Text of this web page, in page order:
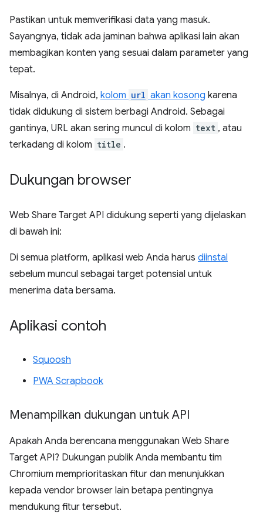
Pastikan untuk memverifikasi data yang masuk.
Sayangnya, tidak ada jaminan bahwa aplikasi lain akan
membagikan konten yang sesuai dalam parameter yang
tepat.
Misalnya, di Android, kolom url akan kosong karena
tidak didukung di sistem berbagi Android. Sebagai
gantinya, URL akan sering muncul di kolom text , atau
terkadang di kolom title .
Dukungan browser
Web Share Target API didukung seperti yang dijelaskan
di bawah ini:
Di semua platform, aplikasi web Anda harus diinstal
sebelum muncul sebagai target potensial untuk
menerima data bersama.
Aplikasi contoh
Squoosh
PWA Scrapbook
Menampilkan dukungan untuk API
Apakah Anda berencana menggunakan Web Share
Target API? Dukungan publik Anda membantu tim
Chromium memprioritaskan fitur dan menunjukkan
kepada vendor browser lain betapa pentingnya
mendukung fitur tersebut.